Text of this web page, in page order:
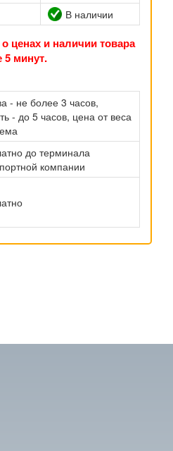
В наличии
ценах и наличии товара
минут.
- не более 3 часов,
- до 5 часов, цена от веса
до терминала
компании